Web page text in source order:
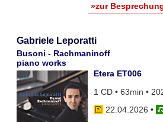
»zur
Gabriele Leporatti
Busoni - Rachmaninoff
piano works
Etera ET006
1 CD • 63min •
22.04.2026 •